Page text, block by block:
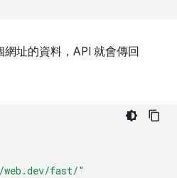
址的資料，API 就會傳回
fast/"